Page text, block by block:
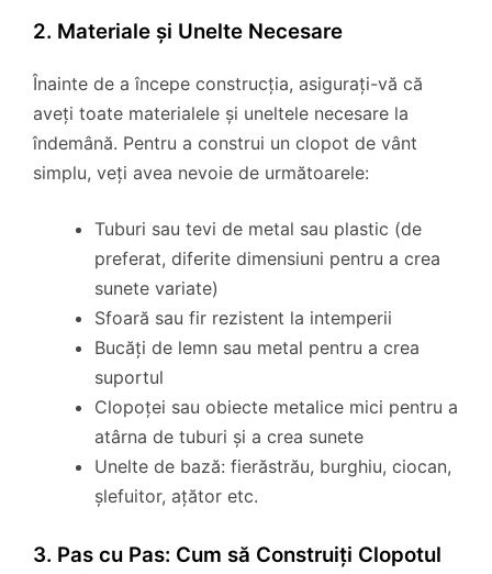
2. Materiale și Unelte Necesare
Înainte de a începe construcția, asigurați-vă că
aveți toate materialele și uneltele necesare la
îndemână. Pentru a construi un clopot de vânt
simplu, veți avea nevoie de următoarele:
Tuburi sau tevi de metal sau plastic (de
preferat, diferite dimensiuni pentru a crea
sunete variate)
Sfoară sau fir rezistent la intemperii
Bucăți de lemn sau metal pentru a crea
suportul
Clopoței sau obiecte metalice mici pentru a
atârna de tuburi și a crea sunete
Unelte de bază: fierăstrău, burghiu, ciocan,
șlefuitor, ațător etc.
3. Pas cu Pas: Cum să Construiți Clopotul